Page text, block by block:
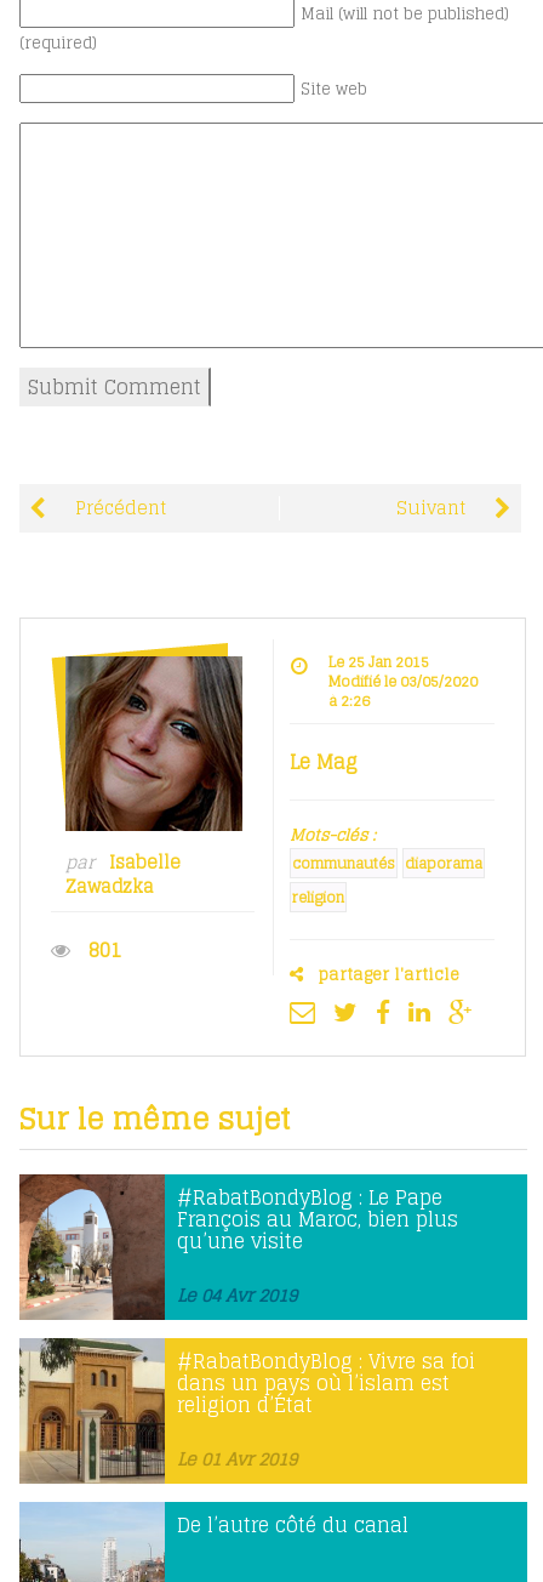
Mail (will not be published)
(required)
Site web
Précédent Suivant
par Isabelle
Zawadzka
801
Le 25 Jan 2015
Modifié le 03/05/2020
à 2:26
Le Mag
Mots-clés :
communautés diaporama
religion
partager l'article
Sur le même sujet
#RabatBondyBlog : Le Pape
François au Maroc, bien plus
qu’une visite
Le 04 Avr 2019
#RabatBondyBlog : Vivre sa foi
dans un pays où l’islam est
religion d’État
Le 01 Avr 2019
De l’autre côté du canal